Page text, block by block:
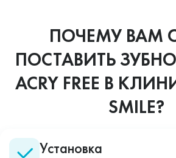
ПОЧЕМУ ВАМ
ПОСТАВИТЬ
ACRY FREE В
SMILE?
Установка